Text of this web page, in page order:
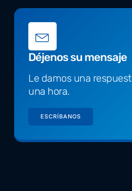
Déjenos su mensaje
Le damos una
una hora.
ESCRÍBANOS